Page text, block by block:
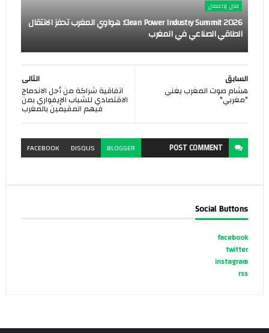
مال واعمال
Clean Power Industry Summit 2026: هواوي المغرب تحفز الانتقال
الطاقي الصناعي في المغرب
التالى
اتفاقية شراكة من أجل الاندماج
الاقتصادي للشباب الإيفواري بمن
فيهم المقيمين بالمغرب
السابق
هشام صوت المغرب يغني
"مغربي"
POSTCOMMENT
BLOGGER
DISQUS
FACEBOOK
Social Buttons
facebook
twitter
instagram
rss